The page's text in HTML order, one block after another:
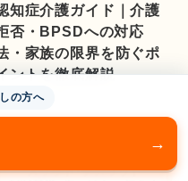
知症介護ガイド｜介護
否・BPSDへの対応
・家族の限界を防ぐポ
ントを徹底解説
July 29, 2026
の方へ
→